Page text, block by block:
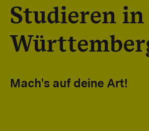
Studieren in
Mach's auf deine Art!